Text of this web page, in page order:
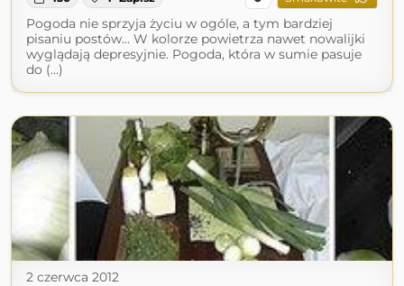
Pogoda nie sprzyja życiu w ogóle, a tym bardziej
pisaniu postów... W kolorze powietrza nawet nowalijki
wyglądają depresyjnie. Pogoda, która w sumie pasuje
do (...)
2 czerwca 2012